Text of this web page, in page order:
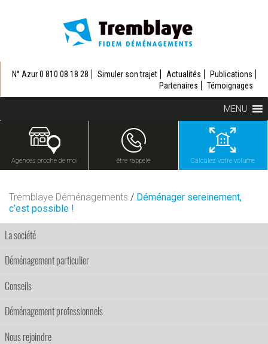
N° Azur 0 810 08 18 28 Simuler son trajet Actualités
Publications
Partenaires
Témoignages
MENU
Agences proche de moi être rappelé Calculez votre volume
Tremblaye Déménagements / Déménager sereinement,
c’est possible !
La société
Déménagement particulier
Conseils
Déménagement professionnels
Nous rejoindre